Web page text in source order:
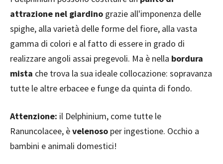
attrazione nel giardino grazie all'imponenza delle
spighe, alla varietà delle forme del fiore, alla vasta
gamma di colori e al fatto di essere in grado di
realizzare angoli assai pregevoli. Ma è nella bordura
mista che trova la sua ideale collocazione: sopravanza
tutte le altre erbacee e funge da quinta di fondo.
Attenzione: il Delphinium, come tutte le
Ranuncolacee, èvelenoso per ingestione. Occhio a
bambini e animali domestici!